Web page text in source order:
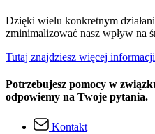
Dzięki wielu konkretnym
zminimalizować nasz wpływ na
Tutaj znajdziesz więcej
Potrzebujesz pomocy w
odpowiemy na Twoje pytania.
Kontakt